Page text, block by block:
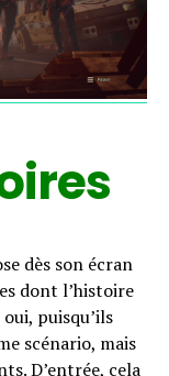
dès son écran
dont l’histoire
puisqu’ils
scénario, mais
D’entrée, cela